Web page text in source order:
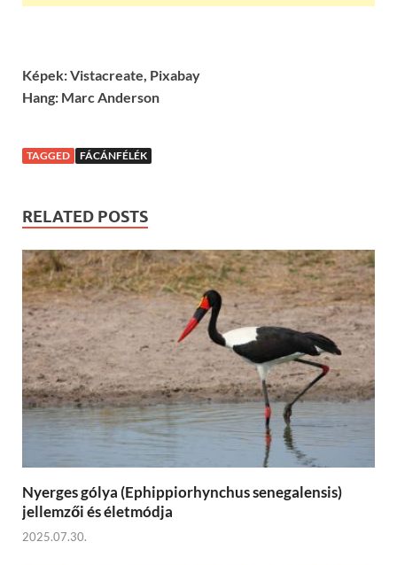
Képek: Vistacreate, Pixabay
Hang: Marc Anderson
TAGGED FÁCÁNFÉLÉK
RELATED POSTS
Nyerges gólya (Ephippiorhynchus senegalensis)
jellemzői és életmódja
2025.07.30.